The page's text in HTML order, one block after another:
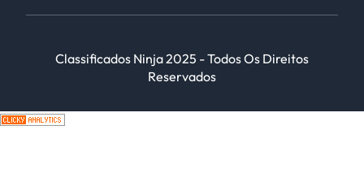
Classificados Ninja 2025 - Todos Os Direitos
Reservados